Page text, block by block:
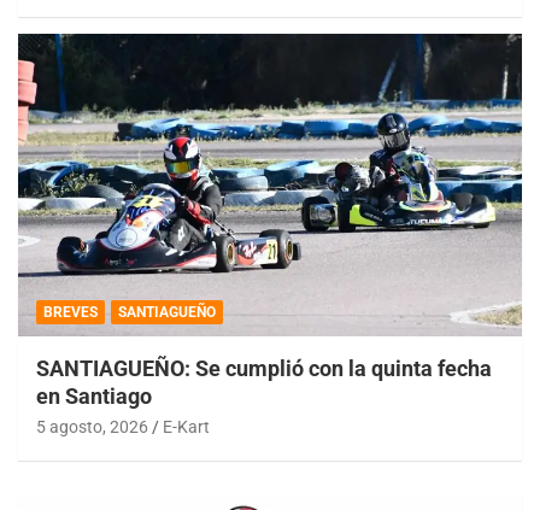
BREVES SANTIAGUEÑO
SANTIAGUEÑO: Se cumplió con la quinta fecha
en Santiago
5 agosto, 2026 E-Kart